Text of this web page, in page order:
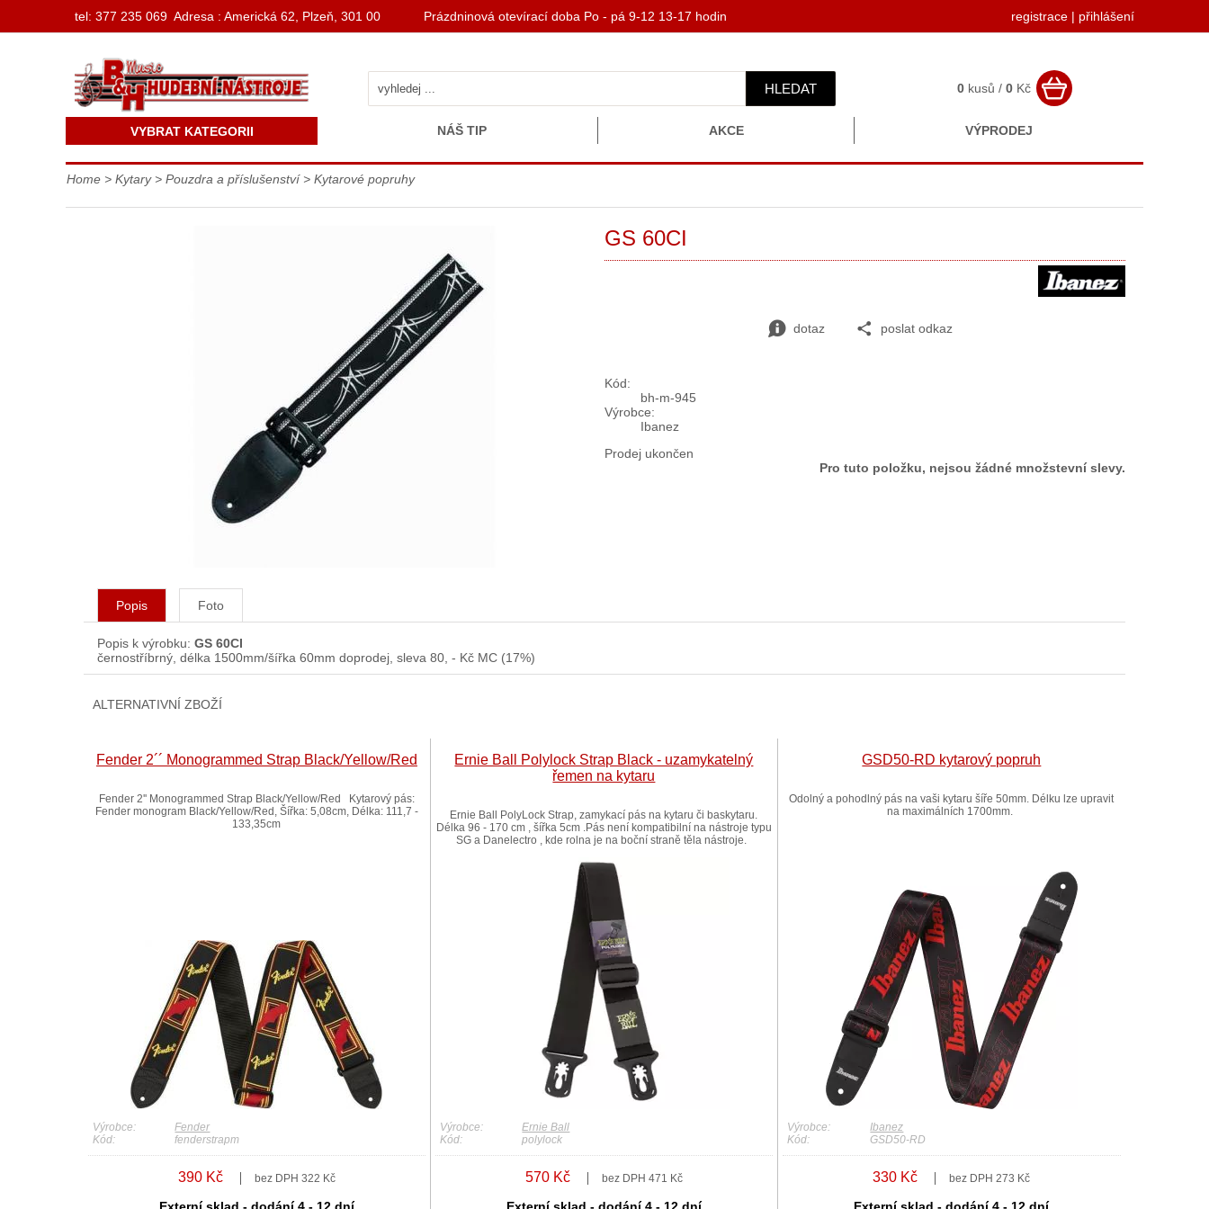
Home > Kytary> Pouzdra a příslušenství> Kytarové popruhy
GS 60CI
dotaz poslat odkaz
Kód:
bh-m-945
Výrobce:
Ibanez
Prodej ukončen
Pro tuto položku, nejsou žádné množstevní slevy.
Popis Foto
Popis k výrobku: GS 60CI
černostříbrný, délka 1500mm/šířka 60mm doprodej, sleva 80, - Kč MC (17%)
ALTERNATIVNÍ ZBOŽÍ
Fender 2´´ Monogrammed Strap Black/Yellow/Red
Fender 2'' Monogrammed Strap Black/Yellow/Red Kytarový pás:
Fender monogram Black/Yellow/Red, Šířka: 5,08cm, Délka: 111,7 -
133,35cm
Výrobce:
Fender
Kód:
fenderstrapm
390 Kč bez DPH 322 Kč
Ernie Ball Polylock Strap Black - uzamykatelný
řemen na kytaru
Ernie Ball PolyLock Strap, zamykací pás na kytaru či baskytaru.
Délka 96 - 170 cm , šířka 5cm .Pás není kompatibilní na nástroje typu
SG a Danelectro , kde rolna je na boční straně těla nástroje.
Výrobce:
Ernie Ball
Kód:
polylock
570 Kč bez DPH 471 Kč
GSD50-RD kytarový popruh
Odolný a pohodlný pás na vaši kytaru šíře 50mm. Délku lze upravit
na maximálních 1700mm.
Výrobce:
Ibanez
Kód:
GSD50-RD
330 Kč bez DPH 273 Kč
NÁŠ TIP AKCE VÝPRODEJ
VYBRAT KATEGORII
tel: 377 235 069 Adresa : Americká 62, Plzeň, 301 00 Prázdninová otevírací doba Po - pá 9-12 13-17 hodin registrace | přihlášení
HLEDAT 0kusů / 0Kč